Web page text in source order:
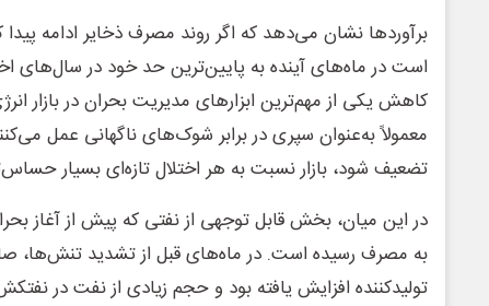
برآوردها نشان می‌دهد که اگر روند مصرف ذخایر ادامه
است در ماه‌های آینده به پایین‌ترین حد خود در سال‌های
کاهش یکی از مهم‌ترین ابزارهای مدیریت بحران در بازار
معمولاً به‌عنوان سپری در برابر شوک‌های ناگهانی عمل
تضعیف شود، بازار نسبت به هر اختلال تازه‌ای بسیار
در این میان، بخش قابل توجهی از نفتی که پیش از آغاز
به مصرف رسیده است. در ماه‌های قبل از تشدید تنش‌ها،
تولیدکننده افزایش یافته بود و حجم زیادی از نفت در